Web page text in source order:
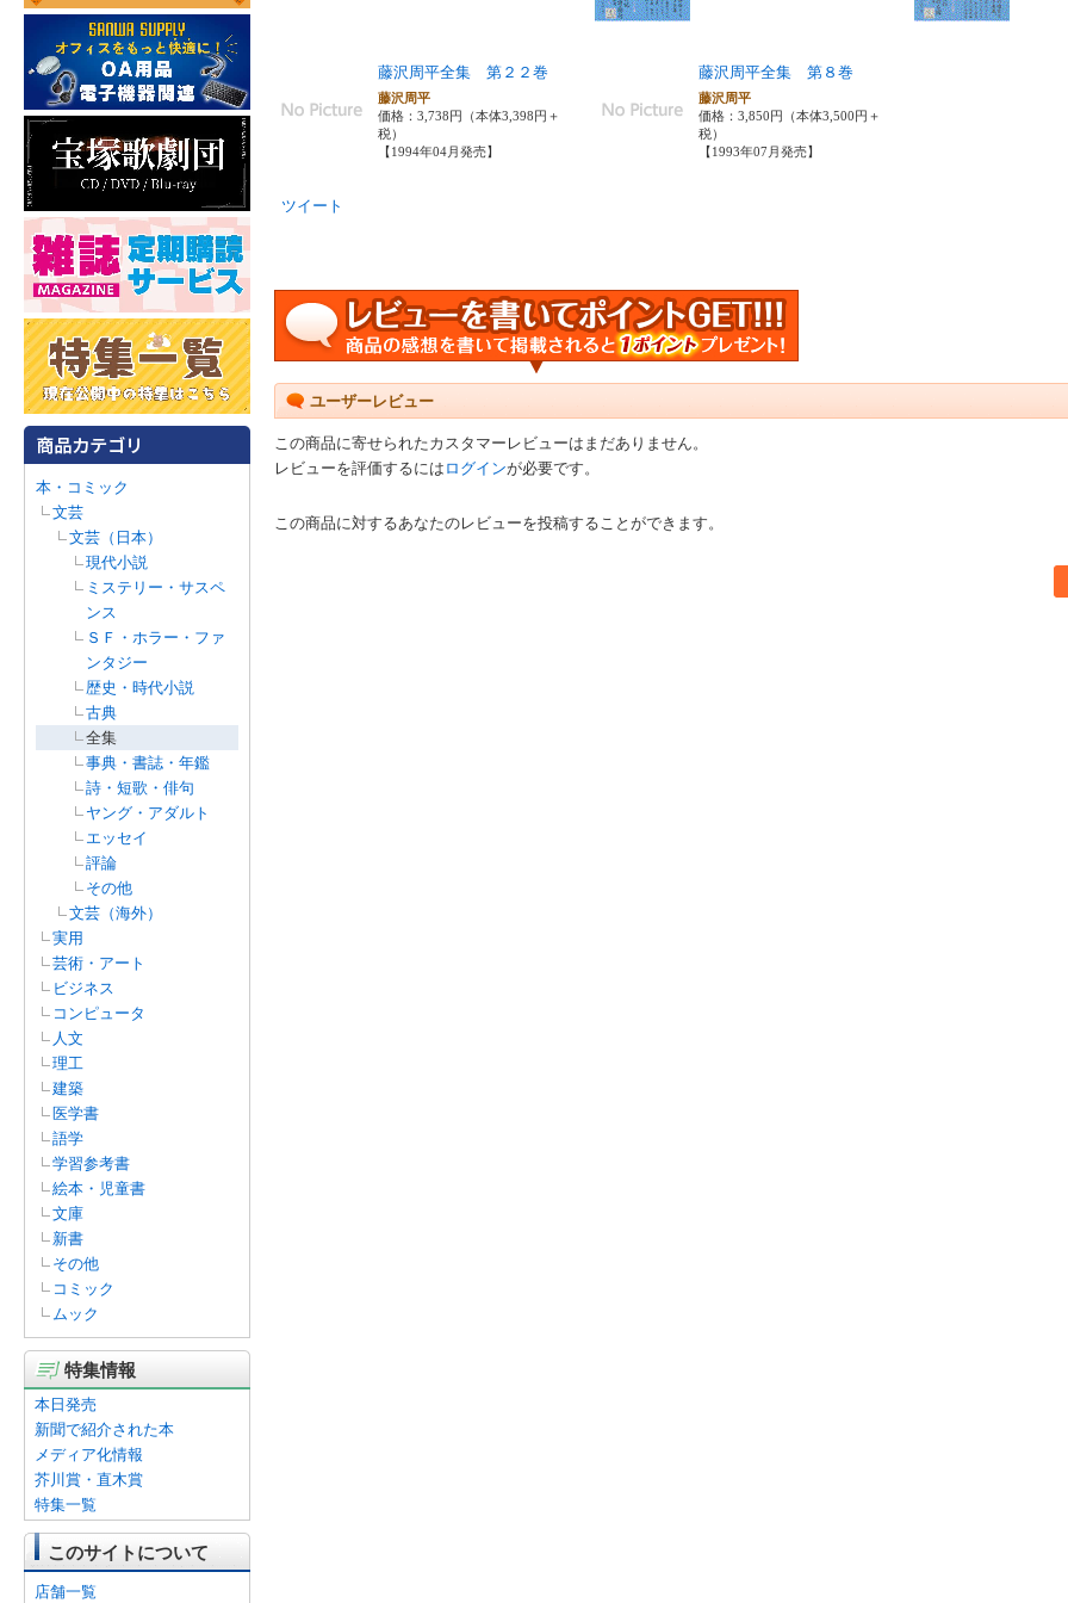
本・コミック
文芸
文芸（日本）
現代小説
ミステリー・サスペ
ンス
ＳＦ・ホラー・ファ
ンタジー
歴史・時代小説
古典
全集
事典・書誌・年鑑
詩・短歌・俳句
ヤング・アダルト
エッセイ
評論
その他
文芸（海外）
実用
芸術・アート
ビジネス
コンピュータ
人文
理工
建築
医学書
語学
学習参考書
絵本・児童書
文庫
新書
その他
コミック
ムック
特集情報
本日発売
新聞で紹介された本
メディア化情報
芥川賞・直木賞
特集一覧
このサイトについて
店舗一覧
藤沢周平全集 第２２巻
藤沢周平
価格：3,738円（本体3,398円＋
税）
【1994年04月発売】
藤沢周平全集 第８巻
藤沢周平
価格：3,850円（本体3,500円＋
税）
【1993年07月発売】
ツイート
ユーザーレビュー
この商品に寄せられたカスタマーレビューはまだありません。
レビューを評価するには ログインが必要です。
この商品に対するあなたのレビューを投稿することができます。